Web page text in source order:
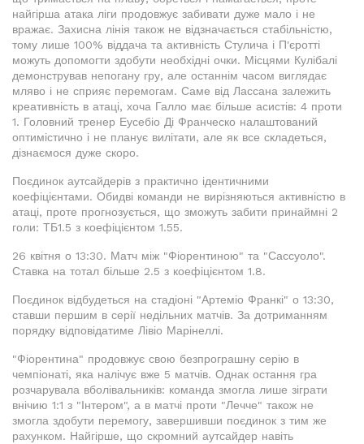
найгірша атака ліги продовжує забивати дуже мало і не
вражає. Захисна лінія також не відзначається стабільністю,
тому лише 100% віддача та активність Стулича і П'єротті
можуть допомогти здобути необхідні очки. Місцями Кулібалі
демонстрував непогану гру, але останнім часом виглядає
мляво і не сприяє перемогам. Саме від Лассана залежить
креативність в атаці, хоча Галло має більше асистів: 4 проти
1. Головний тренер Еусебіо Ді Франческо налаштований
оптимістично і не планує вилітати, але як все складеться,
дізнаємося дуже скоро.
Поєдинок аутсайдерів з практично ідентичними
коефіцієнтами. Обидві команди не вирізняються активністю в
атаці, проте прогнозується, що зможуть забити принаймні 2
голи: ТБ1.5 з коефіцієнтом 1.55.
26 квітня о 13:30. Матч між "Фіорентиною" та "Сассуоло".
Ставка на тотал більше 2.5 з коефіцієнтом 1.8.
Поєдинок відбудеться на стадіоні "Артеміо Франкі" о 13:30,
ставши першим в серії недільних матчів. За дотриманням
порядку відповідатиме Лівіо Марінеллі.
"Фіорентина" продовжує свою безпрограшну серію в
чемпіонаті, яка налічує вже 5 матчів. Однак остання гра
розчарувала вболівальників: команда змогла лише зіграти
внічию 1:1 з "Інтером", а в матчі проти "Лечче" також не
змогла здобути перемогу, завершивши поєдинок з тим же
рахунком. Найгірше, що скромний аутсайдер навіть